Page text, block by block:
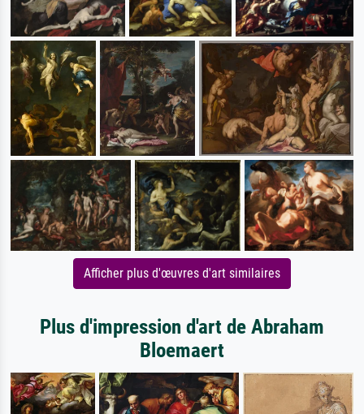
Afficher plus d'œuvres d'art similaires
Plus d'impression d'art de Abraham
Bloemaert